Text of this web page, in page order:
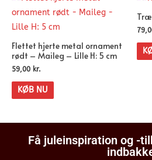
Flettet hjerte metal ornament
rødt – Maileg – Lille H: 5 cm
59,00 kr.
KØB NU
Få juleinspiration og -